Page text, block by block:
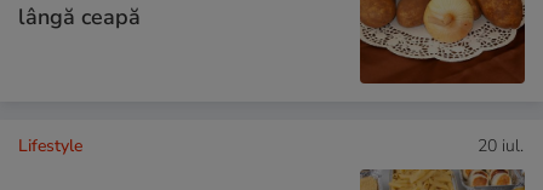
lângă ceapă
Lifestyle 20 iul.